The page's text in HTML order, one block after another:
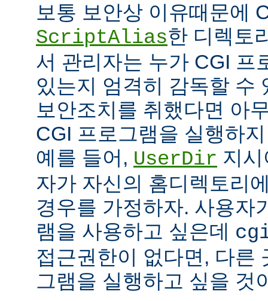
보통 보안상 이유때문에
ScriptAlias한 디렉토
서 관리자는 누가 CGI 프
있는지 엄격히 감독할 수
보안조치를 취했다면 아
CGI 프로그램을 실행하
예를 들어, UserDir 지
자가 자신의 홈디렉토리
경우를 가정하자. 사용자
램을 사용하고 싶은데
접근권한이 없다면, 다른
그램을 실행하고 싶을 것